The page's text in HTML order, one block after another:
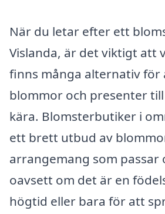
När du letar efter ett
Vislanda, är det viktigt att
finns många alternativ för
blommor och presenter
kära. Blomsterbutiker i
ett brett utbud av
arrangemang som passar
oavsett om det är en
högtid eller bara för att